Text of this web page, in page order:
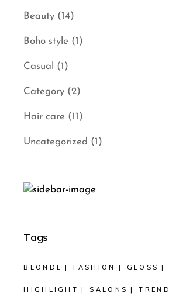
Beauty (14)
Boho style (1)
Casual (1)
Category (2)
Hair care (11)
Uncategorized (1)
Tags
BLONDE FASHION GLOSS
HIGHLIGHT SALONS